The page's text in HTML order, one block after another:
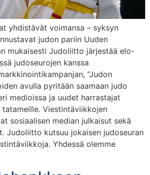
yhdistävät voimansa – syksyn
judon pariin Uuden
mukaisesti Judoliitto järjestää elo-
judoseurojen kanssa
”Judon
avulla pyritään saamaan judo
medioissa ja uudet harrastajat
tatameille. Viestintäviikkojen
sosiaalisen median julkaisut sekä
Judoliitto kutsuu jokaisen judoseuran
Yhdessä olemme